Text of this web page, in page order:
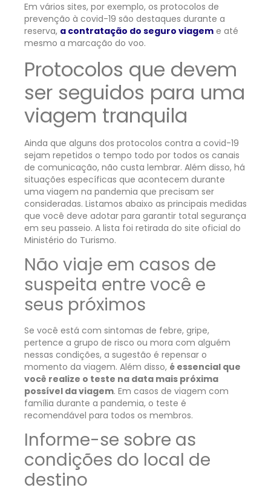
Em vários sites, por exemplo, os protocolos de
prevenção à covid-19 são destaques durante a
reserva, a contratação do seguro viagem e até
mesmo a marcação do voo.
Protocolos que devem
ser seguidos para uma
viagem tranquila
Ainda que alguns dos protocolos contra a covid-19
sejam repetidos o tempo todo por todos os canais
de comunicação, não custa lembrar. Além disso, há
situações específicas que acontecem durante
uma viagem na pandemia que precisam ser
consideradas. Listamos abaixo as principais medidas
que você deve adotar para garantir total segurança
em seu passeio. A lista foi retirada do site oficial do
Ministério do Turismo.
Não viaje em casos de
suspeita entre você e
seus próximos
Se você está com sintomas de febre, gripe,
pertence a grupo de risco ou mora com alguém
nessas condições, a sugestão é repensar o
momento da viagem. Além disso, é essencial que
você realize o teste na data mais próxima
possível da viagem. Em casos de viagem com
família durante a pandemia, o teste é
recomendável para todos os membros.
Informe-se sobre as
condições do local de
destino